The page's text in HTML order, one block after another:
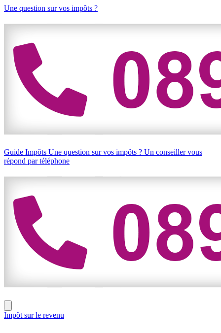
Une question sur vos impôts ?
Guide Impôts Une question sur vos impôts ? Un conseiller vous
répond par téléphone
Impôt sur le revenu